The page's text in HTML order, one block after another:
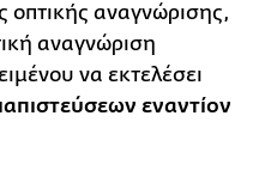
οπτικής αναγνώρισης,
αναγνώριση
να εκτελέσει
εναντίον